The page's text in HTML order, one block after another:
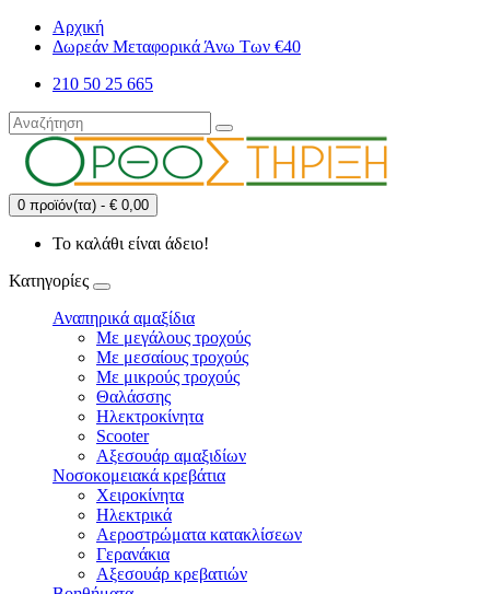
Αρχική
Δωρεάν Μεταφορικά Άνω Των €40
210 50 25 665
0 προϊόν(τα) - € 0,00
Το καλάθι είναι άδειο!
Κατηγορίες
Αναπηρικά αμαξίδια
Με μεγάλους τροχούς
Με μεσαίους τροχούς
Με μικρούς τροχούς
Θαλάσσης
Ηλεκτροκίνητα
Scooter
Αξεσουάρ αμαξιδίων
Νοσοκομειακά κρεβάτια
Χειροκίνητα
Ηλεκτρικά
Αεροστρώματα κατακλίσεων
Γερανάκια
Αξεσουάρ κρεβατιών